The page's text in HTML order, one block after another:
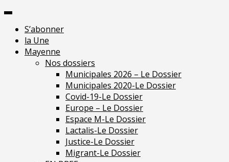
Skip
contentS’abonner
la Une
Mayenne
Nos dossiers
Municipales 2026 – Le Dossier
Municipales 2020-Le Dossier
Covid-19-Le Dossier
Europe – Le Dossier
Espace M-Le Dossier
Lactalis-Le Dossier
Justice-Le Dossier
Migrant-Le Dossier
indépendante en
Mayenne